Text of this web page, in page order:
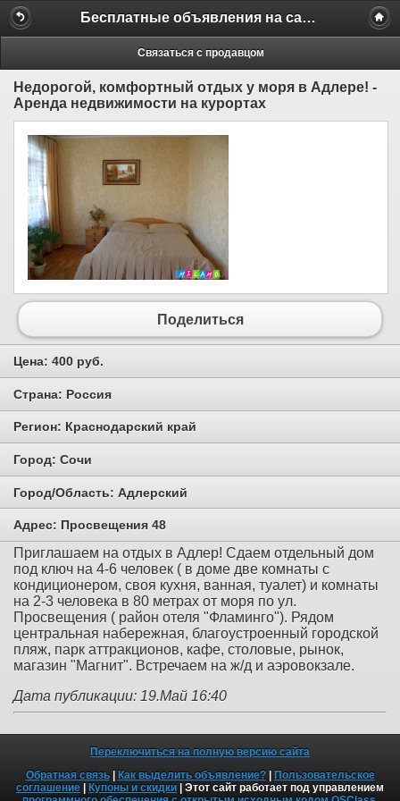
Бесплатные объявления на сайте MILAMO.ru
Связаться с продавцом
Недорогой, комфортный отдых у моря в Адлере! -
Аренда недвижимости на курортах
Поделиться
Цена: 400 руб.
Страна: Россия
Регион: Краснодарский край
Город: Сочи
Город/Область: Адлерский
Адрес: Просвещения 48
Приглашаем на отдых в Адлер! Сдаем отдельный дом
под ключ на 4-6 человек ( в доме две комнаты с
кондиционером, своя кухня, ванная, туалет) и комнаты
на 2-3 человека в 80 метрах от моря по ул.
Просвещения ( район отеля "Фламинго"). Рядом
центральная набережная, благоустроенный городской
пляж, парк аттракционов, кафе, столовые, рынок,
магазин "Магнит". Встречаем на ж/д и аэровокзале.
Дата публикации: 19.Май 16:40
Переключиться на полную версию сайта
Обратная связь| Как выделить объявление?| Пользовательское
соглашение | Купоны и скидки | Этот сайт работает под управлением